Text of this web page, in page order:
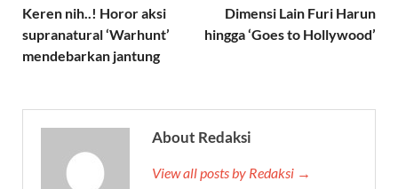
Keren nih..! Horor aksi
supranatural ‘Warhunt’
mendebarkan jantung
Dimensi Lain Furi Harun
hingga ‘Goes to Hollywood’
About Redaksi
View all posts by Redaksi →